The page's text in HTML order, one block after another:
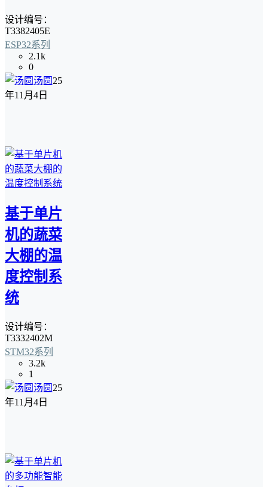
设计编号：
T3382405E
ESP32系列
2.1k
0
汤圆 25
年11月4日
基于单片
机的蔬菜
大棚的温
度控制系
统
设计编号：
T3332402M
STM32系列
3.2k
1
汤圆 25
年11月4日